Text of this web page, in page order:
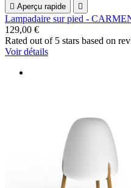
 Aperçu rapide 
Lampadaire sur pied -
129,00 €
Rated out of 5 stars based on
Voir détails